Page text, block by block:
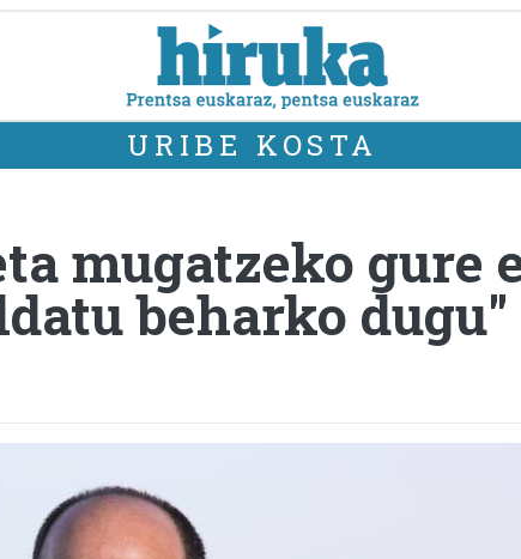
URIBE KOSTA
mugatzeko gure
beharko dugu"